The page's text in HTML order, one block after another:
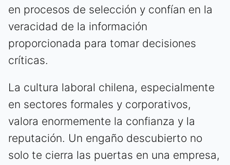
en procesos de selección y confían en la
veracidad de la información
proporcionada para tomar decisiones
críticas.
La cultura laboral chilena, especialmente
en sectores formales y corporativos,
valora enormemente la confianza y la
reputación. Un engaño descubierto no
solo te cierra las puertas en una empresa,